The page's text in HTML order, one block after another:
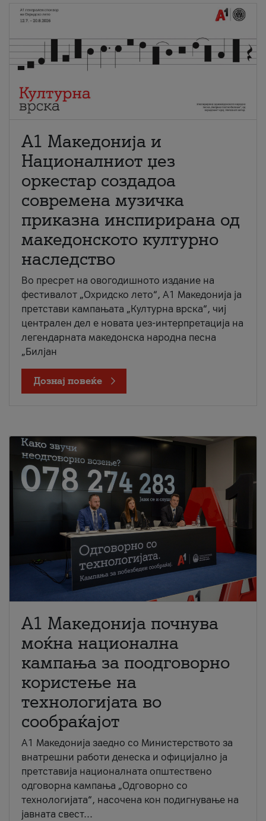
А1 Македонија и
Националниот џез
оркестар создадоа
современа музичка
приказна инспирирана од
македонското културно
наследство
Во пресрет на овогодишното издание на
фестивалот „Охридско лето“, А1 Македонија ја
претстави кампањата „Културна врска“, чиј
централен дел е новата џез-интерпретација на
легендарната македонска народна песна
„Билјан
Дознај повеќе
A1 Македонија почнува
моќна национална
кампања за поодговорно
користење на
технологијата во
сообраќајот
A1 Македонија заедно со Министерството за
внатрешни работи денеска и официјално ја
претставија националната општествено
одговорна кампања „Одговорно со
технологијата“, насочена кон подигнување на
јавната свест...